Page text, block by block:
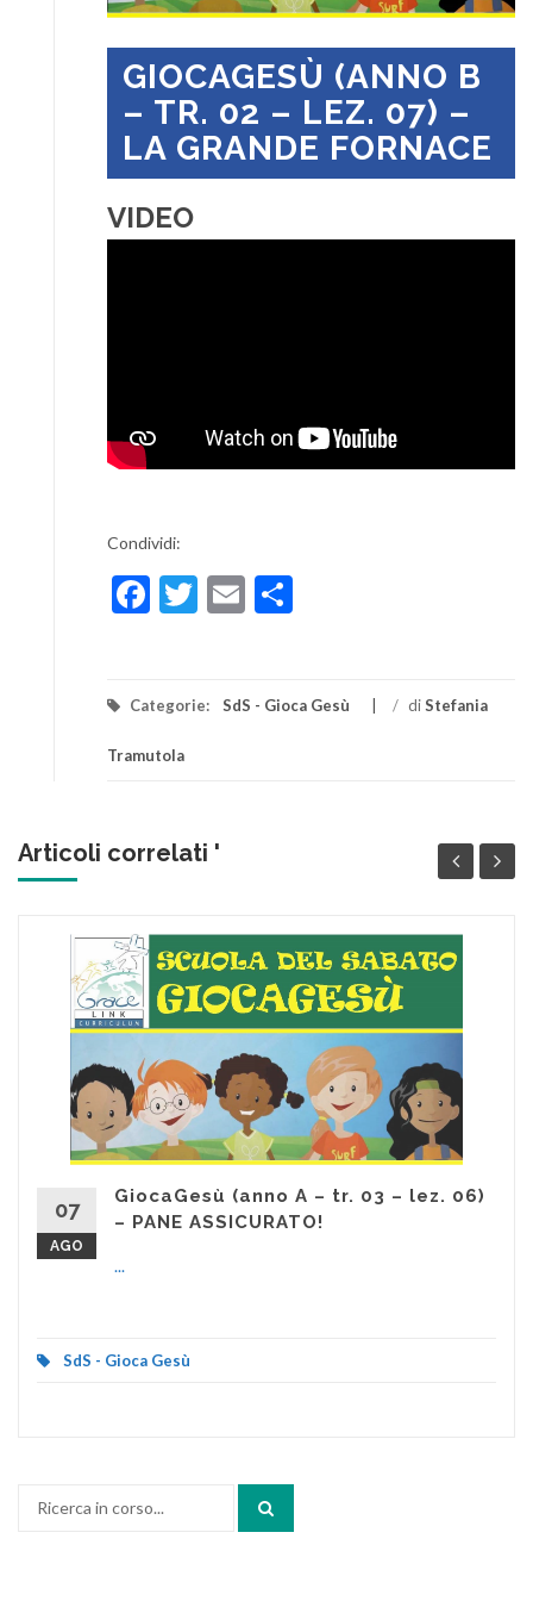
GIOCAGESÙ (ANNO B
– TR. 02 – LEZ. 07) –
LA GRANDE FORNACE
VIDEO
Condividi:
Facebook
Twitter
Email
Categorie: SdS - Gioca Gesù / diStefania
Tramutola
Articoli correlati '
07
AGO
GiocaGesù (anno A – tr. 03 – lez. 06)
– PANE ASSICURATO!
...
SdS - Gioca Gesù